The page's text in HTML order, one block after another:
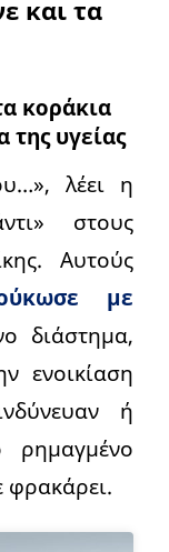
και τα
κοράκια
της υγείας
λέει η
στους
Αυτούς
με
διάστημα,
ενοικίαση
ή
ρημαγμένο
φρακάρει.